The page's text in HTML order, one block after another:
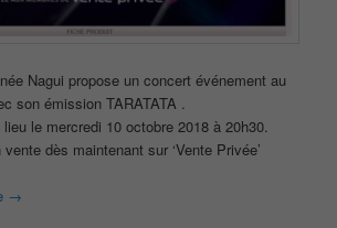
Nagui propose un concert événement au
son émission TARATATA .
le mercredi 10 octobre 2018 à 20h30.
dès maintenant sur ‘Vente Privée’
→